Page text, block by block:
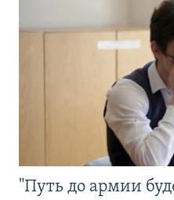
"Путь до армии